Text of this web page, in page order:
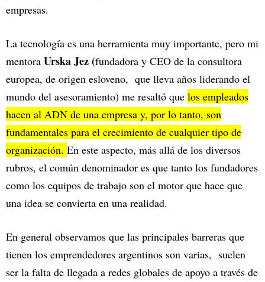
empresas.
La tecnología es una herramienta muy importante, pero mi
mentora Urska Jez (fundadora y CEO de la consultora
europea, de origen esloveno, que lleva años liderando el
mundo del asesoramiento) me resaltó que los empleados
hacen al ADN de una empresa y, por lo tanto, son
fundamentales para el crecimiento de cualquier tipo de
organización. En este aspecto, más allá de los diversos
rubros, el común denominador es que tanto los fundadores
como los equipos de trabajo son el motor que hace que
una idea se convierta en una realidad.
En general observamos que las principales barreras que
tienen los emprendedores argentinos son varias, suelen
ser la falta de llegada a redes globales de apoyo a través de